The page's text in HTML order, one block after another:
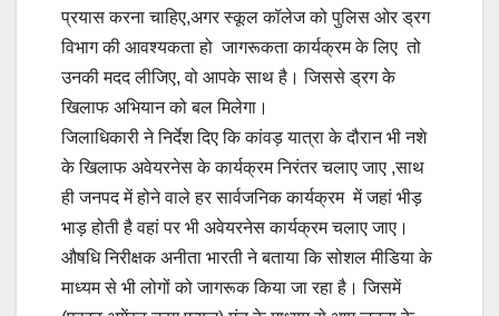
प्रयास करना चाहिए,अगर स्कूल कॉलेज को पुलिस ओर ड्रग
विभाग की आवश्यकता हो जागरूकता कार्यक्रम के लिए तो
उनकी मदद लीजिए, वो आपके साथ है। जिससे ड्रग के
खिलाफ अभियान को बल मिलेगा।
जिलाधिकारी ने निर्देश दिए कि कांवड़ यात्रा के दौरान भी नशे
के खिलाफ अवेयरनेस के कार्यक्रम निरंतर चलाए जाए ,साथ
ही जनपद में होने वाले हर सार्वजनिक कार्यक्रम में जहां भीड़
भाड़ होती है वहां पर भी अवेयरनेस कार्यक्रम चलाए जाए।
औषधि निरीक्षक अनीता भारती ने बताया कि सोशल मीडिया के
माध्यम से भी लोगों को जागरूक किया जा रहा है। जिसमें